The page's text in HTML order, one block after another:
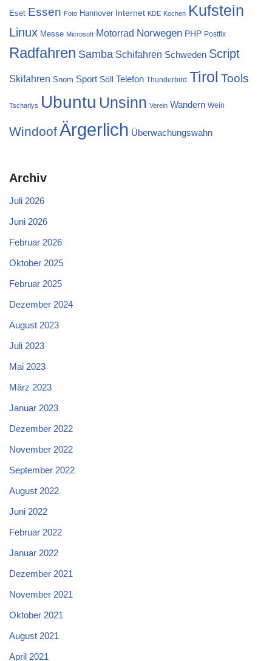
Eset Essen Foto Hannover Internet KDE Kochen Kufstein
Linux Messe Microsoft Motorrad Norwegen PHP Postfix
Radfahren Samba Schifahren Schweden Script
Skifahren Snom Sport Söll Telefon Thunderbird Tirol Tools
Tscharlys Ubuntu Unsinn Verein Wandern Wein
WindoofÄrgerlich Überwachungswahn
Archiv
Juli 2026
Juni 2026
Februar 2026
Oktober 2025
Februar 2025
Dezember 2024
August 2023
Juli 2023
Mai 2023
März 2023
Januar 2023
Dezember 2022
November 2022
September 2022
August 2022
Juni 2022
Februar 2022
Januar 2022
Dezember 2021
November 2021
Oktober 2021
August 2021
April 2021